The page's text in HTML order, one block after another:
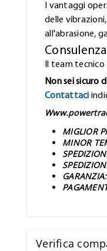
I vantaggi
delle
all'abrasione,
Il team
Non sei sicuro
Contattaci
MIGLIOR
MINOR
GARANZIA:
Verifica